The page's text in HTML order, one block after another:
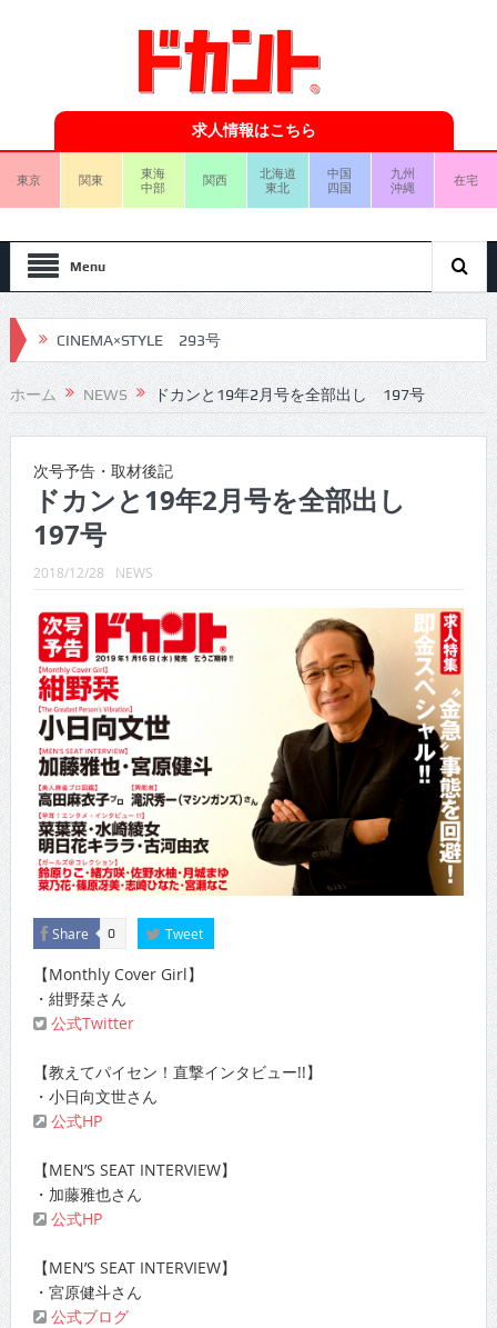
求人情報はこちら
東京 関東
東海
中部
関西
北海道
東北
中国
四国
九州
沖縄
在宅
Menu
CINEMA×STYLE 292号
CINEMA×STYLE 291号
CINEMA×STYLE 290号
CINEMA×STYLE 289号
CINEMA×STYLE 288号
CINEMA×STYLE 287号
CINEMA×STYLE 285号
CINEMA×STYLE 294号
CINEMA×STYLE 293号
ホーム NEWS ドカンと19年2月号を全部出し 197号
次号予告・取材後記
ドカンと19年2月号を全部出し
197号
2018/12/28 NEWS
Share 0 Tweet
【Monthly Cover Girl】
・紺野栞さん
公式Twitter
【教えてパイセン！直撃インタビュー!!】
・小日向文世さん
公式HP
【MEN’S SEAT INTERVIEW】
・加藤雅也さん
公式HP
【MEN’S SEAT INTERVIEW】
・宮原健斗さん
公式ブログ